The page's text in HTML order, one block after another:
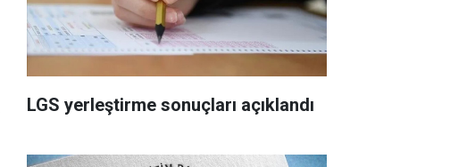
LGS yerleştirme sonuçları açıklandı